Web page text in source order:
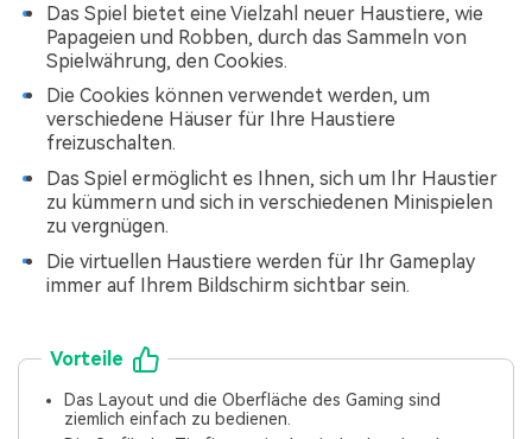
Das Spiel bietet eine Vielzahl neuer Haustiere, wie
Papageien und Robben, durch das Sammeln von
Spielwährung, den Cookies.
Die Cookies können verwendet werden, um
verschiedene Häuser für Ihre Haustiere
freizuschalten.
Das Spiel ermöglicht es Ihnen, sich um Ihr Haustier
zu kümmern und sich in verschiedenen Minispielen
zu vergnügen.
Die virtuellen Haustiere werden für Ihr Gameplay
immer auf Ihrem Bildschirm sichtbar sein.
Vorteile
Das Layout und die Oberfläche des Gaming sind
ziemlich einfach zu bedienen.